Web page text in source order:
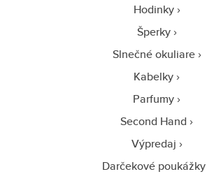
Hodinky
Šperky
Slnečné okuliare
Kabelky
Parfumy
Second Hand
Výpredaj
Darčekové poukážky